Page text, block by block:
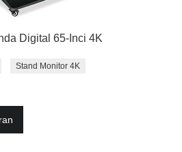
Digital 65-Inci 4K
Stand Monitor 4K